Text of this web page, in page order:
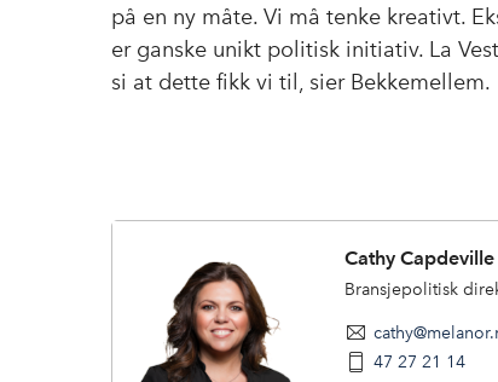
på en ny måte. Vi må tenke kreativt.
er ganske unikt politisk initiativ. La
si at dette fikk vi til, sier Bekkemellem.
Cathy Capdeville
Bransjepolitisk
47 27 21 14